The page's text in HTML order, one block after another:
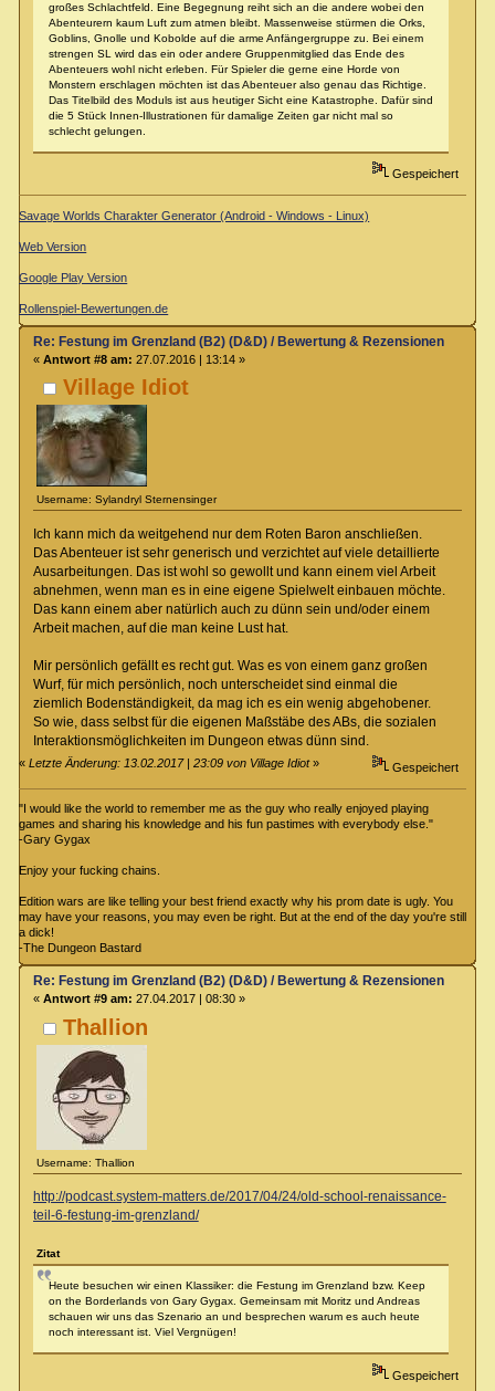
großes Schlachtfeld. Eine Begegnung reiht sich an die andere wobei den
Abenteurern kaum Luft zum atmen bleibt. Massenweise stürmen die Orks,
Goblins, Gnolle und Kobolde auf die arme Anfängergruppe zu. Bei einem
strengen SL wird das ein oder andere Gruppenmitglied das Ende des
Abenteuers wohl nicht erleben. Für Spieler die gerne eine Horde von
Monstern erschlagen möchten ist das Abenteuer also genau das Richtige.
Das Titelbild des Moduls ist aus heutiger Sicht eine Katastrophe. Dafür sind
die 5 Stück Innen-Illustrationen für damalige Zeiten gar nicht mal so
schlecht gelungen.
Gespeichert
Savage Worlds Charakter Generator (Android - Windows - Linux)
Web Version
Google Play Version
Rollenspiel-Bewertungen.de
Village Idiot
Username: Sylandryl Sternensinger
Re: Festung im Grenzland (B2) (D&D) / Bewertung & Rezensionen
« Antwort #8 am: 27.07.2016 | 13:14 »
Ich kann mich da weitgehend nur dem Roten Baron anschließen.
Das Abenteuer ist sehr generisch und verzichtet auf viele detaillierte
Ausarbeitungen. Das ist wohl so gewollt und kann einem viel Arbeit
abnehmen, wenn man es in eine eigene Spielwelt einbauen möchte.
Das kann einem aber natürlich auch zu dünn sein und/oder einem
Arbeit machen, auf die man keine Lust hat.
Mir persönlich gefällt es recht gut. Was es von einem ganz großen
Wurf, für mich persönlich, noch unterscheidet sind einmal die
ziemlich Bodenständigkeit, da mag ich es ein wenig abgehobener.
So wie, dass selbst für die eigenen Maßstäbe des ABs, die sozialen
Interaktionsmöglichkeiten im Dungeon etwas dünn sind.
«Letzte Änderung: 13.02.2017 | 23:09 von Village Idiot» Gespeichert
"I would like the world to remember me as the guy who really enjoyed playing
games and sharing his knowledge and his fun pastimes with everybody else."
-Gary Gygax
Enjoy your fucking chains.
Edition wars are like telling your best friend exactly why his prom date is ugly. You
may have your reasons, you may even be right. But at the end of the day you're still
a dick!
-The Dungeon Bastard
Thallion
Username: Thallion
Re: Festung im Grenzland (B2) (D&D) / Bewertung & Rezensionen
« Antwort #9 am: 27.04.2017 | 08:30 »
http://podcast.system-matters.de/2017/04/24/old-school-renaissance-
teil-6-festung-im-grenzland/
Zitat
Heute besuchen wir einen Klassiker: die Festung im Grenzland bzw. Keep
on the Borderlands von Gary Gygax. Gemeinsam mit Moritz und Andreas
schauen wir uns das Szenario an und besprechen warum es auch heute
noch interessant ist. Viel Vergnügen!
Gespeichert